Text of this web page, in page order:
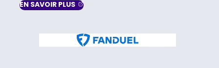
EN SAVOIR PLUS , OPENS IN A NEW TAB